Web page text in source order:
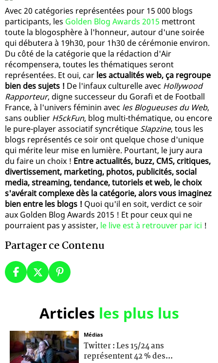
Avec 20 catégories représentées pour 15 000 blogs
participants, les Golden Blog Awards 2015 mettront
toute la blogosphère à l'honneur, autour d'une soirée
qui débutera à 19h30, pour 1h30 de cérémonie environ.
Du côté de la catégorie que la rédaction d'Air
récompensera, toutes les thématiques seront
représentées. Et oui, car les actualités web, ça regroupe
bien des sujets ! De l'infaux culturelle avec Hollywood
Rapporteur, digne successeur du Gorafi et de Football
France, à l'univers féminin avec les Blogueuses du Web,
sans oublier H5ckFun, blog multi-thématique, ou encore
le pure-player associatif syncrétique Slapzine, tous les
blogs représentés ce soir ont quelque chose d'unique
qui mérite leur mise en lumière. Pourtant, le jury aura
du faire un choix ! Entre actualités, buzz, CMS, critiques,
divertissement, marketing, photos, publicités, social
media, streaming, tendance, tutoriels et web, le choix
s'avérait complexe dès la catégorie, alors vous imaginez
bien entre les blogs ! Quoi qu'il en soit, verdict ce soir
aux Golden Blog Awards 2015 ! Et pour ceux qui ne
pourraient pas y assister, le live est à retrouver par ici !
Partager ce Contenu
Articles les plus lus
Médias
Twitter : Les 15/24 ans
représentent 42 % des...